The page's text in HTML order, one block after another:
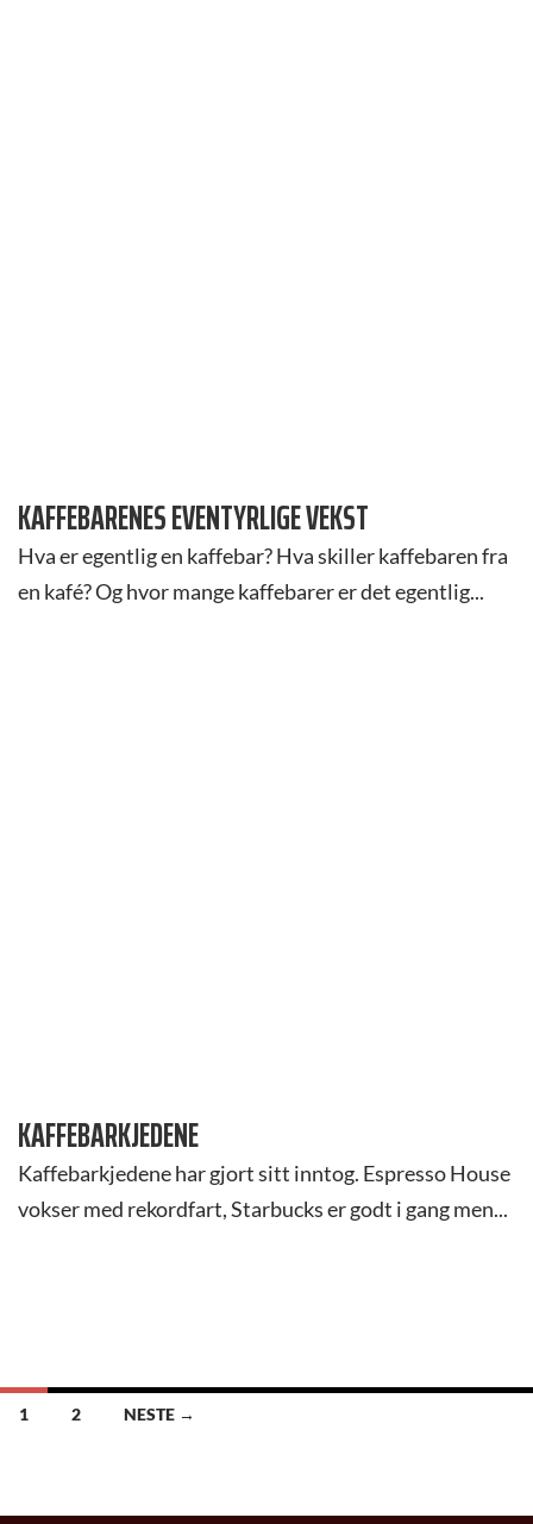
KAFFEBARENES EVENTYRLIGE VEKST
Hva er egentlig en kaffebar? Hva skiller kaffebaren fra
en kafé? Og hvor mange kaffebarer er det egentlig...
KAFFEBARKJEDENE
Kaffebarkjedene har gjort sitt inntog. Espresso House
vokser med rekordfart, Starbucks er godt i gang men...
INNLEGGSNAVIGASJON
1 2 NESTE →